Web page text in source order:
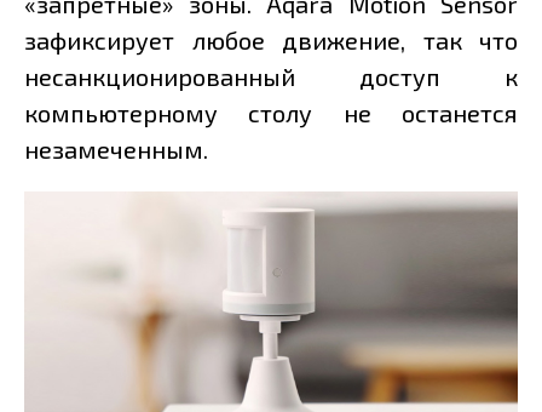
зафиксирует любое движение, так что
несанкционированный доступ к
компьютерному столу не останется
незамеченным.